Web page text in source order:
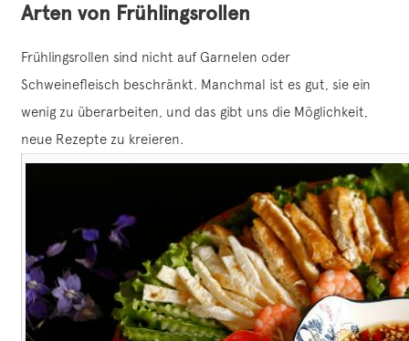
Arten von Frühlingsrollen
Frühlingsrollen sind nicht auf Garnelen oder
Schweinefleisch beschränkt. Manchmal ist es gut, sie ein
wenig zu überarbeiten, und das gibt uns die Möglichkeit,
neue Rezepte zu kreieren.